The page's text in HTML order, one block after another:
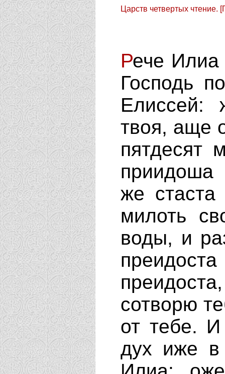
Царств четвертых чтение.
Рече Илиа
Господь
Елиссей:
твоя, аще
пятдесят
приидоша
же
милоть
воды, и
сотворю
от тебе.
дух иже в